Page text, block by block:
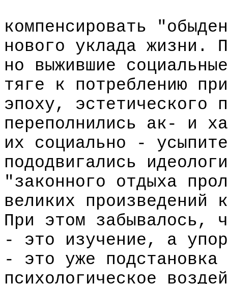
компенсировать
нового уклада жизни.
но выжившие
тяге к потреблению
эпоху, эстетического
переполнились ак- и
их социально -
пододвигались
"законного отдыха
великих произведений
При этом забывалось,
- это изучение, а
- это уже подстановка
психологическое